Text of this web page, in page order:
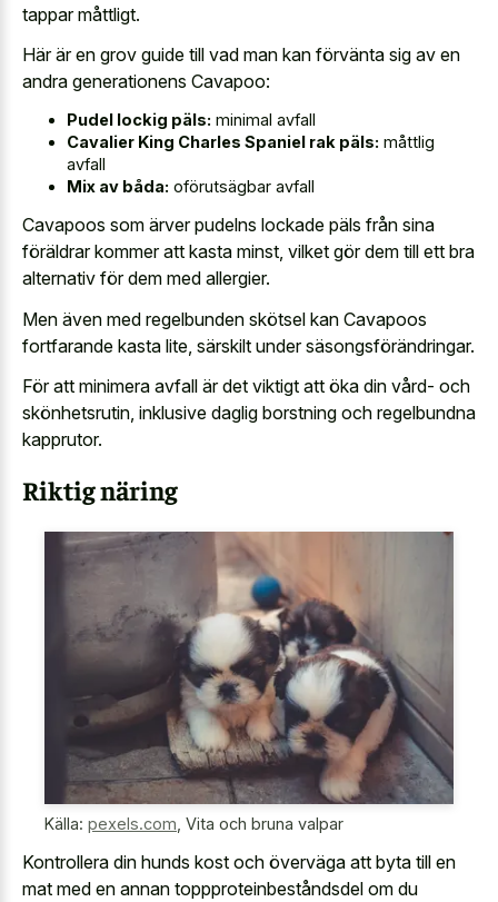
tappar måttligt.
Här är en grov guide till vad man kan förvänta sig av en
andra generationens Cavapoo:
Pudel lockig päls: minimal avfall
Cavalier King Charles Spaniel rak päls: måttlig
avfall
Mix av båda: oförutsägbar avfall
Cavapoos som ärver pudelns lockade päls från sina
föräldrar kommer att kasta minst, vilket gör dem till ett bra
alternativ för dem med allergier.
Men även med regelbunden skötsel kan Cavapoos
fortfarande kasta lite, särskilt under säsongsförändringar.
För att minimera avfall är det viktigt att öka din vård- och
skönhetsrutin, inklusive daglig borstning och regelbundna
kapprutor.
Riktig näring
Källa: pexels.com Vita och bruna valpar
Kontrollera din hunds kost och överväga att byta till en
mat med en annan toppproteinbeståndsdel om du